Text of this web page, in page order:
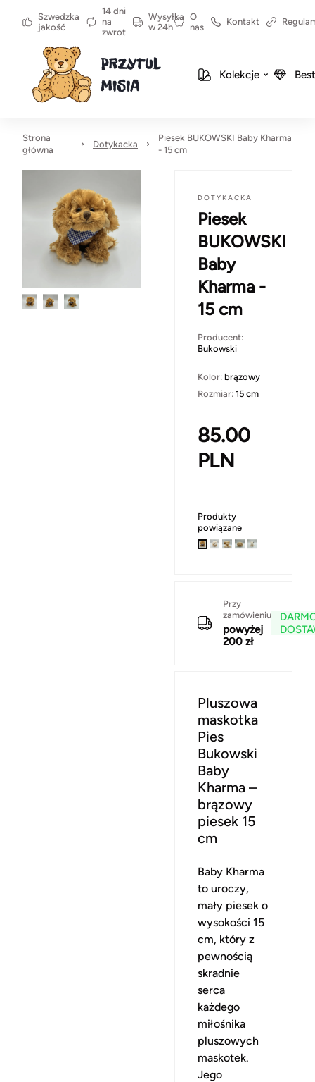
Szwedzka
jakość
14 dni
na
zwrot
Wysyłka
w 24h
O
nas
Kontakt
Kolekcje
Strona
główna
Dotykacka
Piesek BUKOWSKI Baby Kharma
- 15 cm
DOTYKACKA
Piesek
BUKOWSKI
Baby
Kharma -
15 cm
Producent:
Bukowski
Kolor: brązowy
Rozmiar: 15 cm
85.00
PLN
Produkty
powiązane
Przy
zamówieniu
powyżej
200 zł
Pluszowa
maskotka
Pies
Bukowski
Baby
Kharma –
brązowy
piesek 15
cm
Baby Kharma
to uroczy,
mały piesek o
wysokości 15
cm, który z
pewnością
skradnie
serca
każdego
miłośnika
pluszowych
maskotek.
Jego